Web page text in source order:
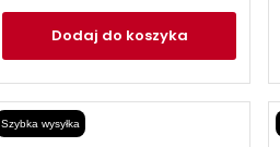
Dodaj do koszyka
Szybka wysyłka